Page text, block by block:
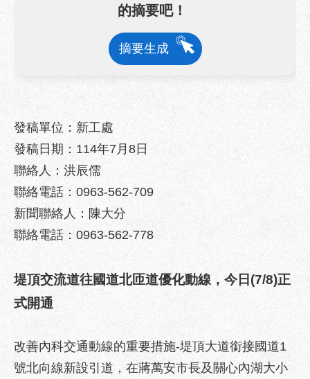
開
優
良
事
蹟
影
音
專
區
性
別
流
化
騷
擾
防
的摘要吧！
摘要生成
發稿單位：新工處
發稿日期：114年7月8日
聯絡人：洪辰儒
聯絡電話：0963-562-709
新聞聯絡人：陳大分
聯絡電話：0963-562-778
堤頂交流道往國道北匝道優化動線，今日 (7/8)正
式開通
改善內科交通動線的重要措施-堤頂大道銜接國道1
號北向線新設引道，在蔣萬安市長及關心內湖大小